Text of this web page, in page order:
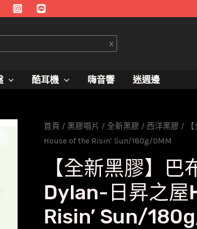
x
酷耳機 嗨音響 迷週邊
首頁 / 黑膠唱片 / 全新黑膠 / 西洋黑膠 / 【
House of the Risin’ Sun/180g/DMM
【全新黑膠】巴
Dylan-日昇之
Risin’ Sun/